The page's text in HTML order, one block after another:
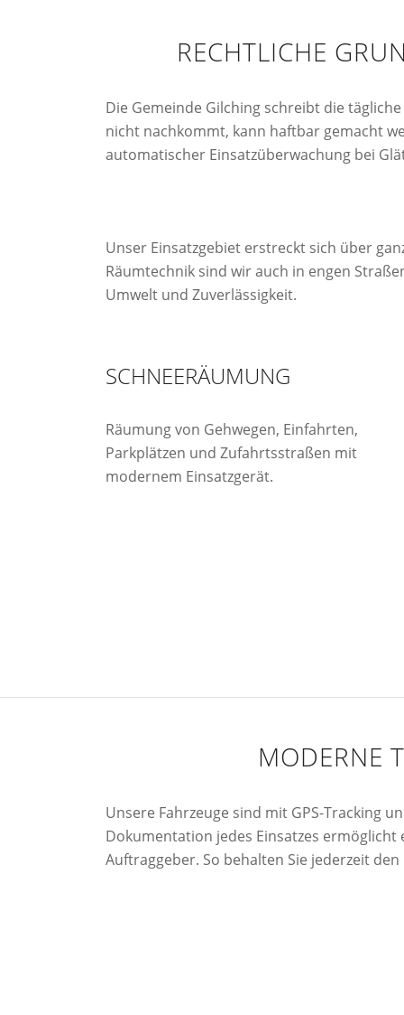
RECHTLICHE
Die Gemeinde Gilching schreibt die
nicht nachkommt, kann haftbar gemacht
automatischer Einsatzüberwachung bei
Unser Einsatzgebiet erstreckt sich über
Räumtechnik sind wir auch in engen
Umwelt und Zuverlässigkeit.
SCHNEERÄUMUNG
Räumung von Gehwegen, Einfahrten,
Parkplätzen und Zufahrtsstraßen mit
modernem Einsatzgerät.
MODERNE
Unsere Fahrzeuge sind mit GPS-Tracking
Dokumentation jedes Einsatzes
Auftraggeber. So behalten Sie jederzeit